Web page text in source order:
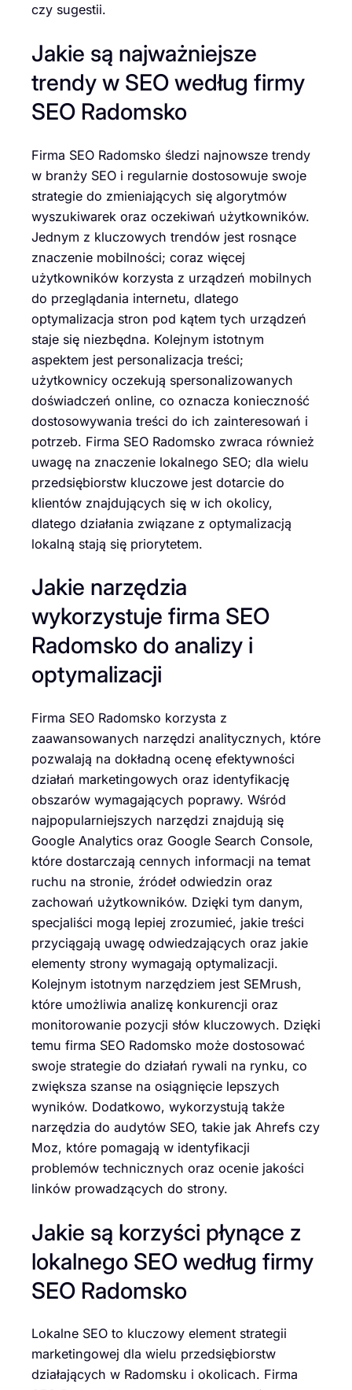
czy sugestii.
Jakie są najważniejsze
trendy w SEO według firmy
SEO Radomsko
Firma SEO Radomsko śledzi najnowsze trendy
w branży SEO i regularnie dostosowuje swoje
strategie do zmieniających się algorytmów
wyszukiwarek oraz oczekiwań użytkowników.
Jednym z kluczowych trendów jest rosnące
znaczenie mobilności; coraz więcej
użytkowników korzysta z urządzeń mobilnych
do przeglądania internetu, dlatego
optymalizacja stron pod kątem tych urządzeń
staje się niezbędna. Kolejnym istotnym
aspektem jest personalizacja treści;
użytkownicy oczekują spersonalizowanych
doświadczeń online, co oznacza konieczność
dostosowywania treści do ich zainteresowań i
potrzeb. Firma SEO Radomsko zwraca również
uwagę na znaczenie lokalnego SEO; dla wielu
przedsiębiorstw kluczowe jest dotarcie do
klientów znajdujących się w ich okolicy,
dlatego działania związane z optymalizacją
lokalną stają się priorytetem.
Jakie narzędzia
wykorzystuje firma SEO
Radomsko do analizy i
optymalizacji
Firma SEO Radomsko korzysta z
zaawansowanych narzędzi analitycznych, które
pozwalają na dokładną ocenę efektywności
działań marketingowych oraz identyfikację
obszarów wymagających poprawy. Wśród
najpopularniejszych narzędzi znajdują się
Google Analytics oraz Google Search Console,
które dostarczają cennych informacji na temat
ruchu na stronie, źródeł odwiedzin oraz
zachowań użytkowników. Dzięki tym danym,
specjaliści mogą lepiej zrozumieć, jakie treści
przyciągają uwagę odwiedzających oraz jakie
elementy strony wymagają optymalizacji.
Kolejnym istotnym narzędziem jest SEMrush,
które umożliwia analizę konkurencji oraz
monitorowanie pozycji słów kluczowych. Dzięki
temu firma SEO Radomsko może dostosować
swoje strategie do działań rywali na rynku, co
zwiększa szanse na osiągnięcie lepszych
wyników. Dodatkowo, wykorzystują także
narzędzia do audytów SEO, takie jak Ahrefs czy
Moz, które pomagają w identyfikacji
problemów technicznych oraz ocenie jakości
linków prowadzących do strony.
Jakie są korzyści płynące z
lokalnego SEO według firmy
SEO Radomsko
Lokalne SEO to kluczowy element strategii
marketingowej dla wielu przedsiębiorstw
działających w Radomsku i okolicach. Firma